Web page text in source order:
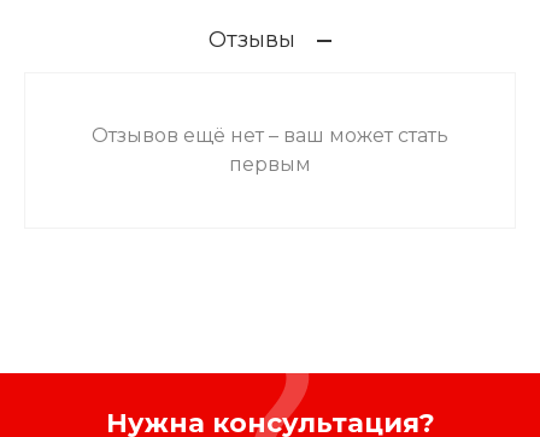
Отзывы
Отзывов ещё нет – ваш может стать
первым
Нужна консультация?